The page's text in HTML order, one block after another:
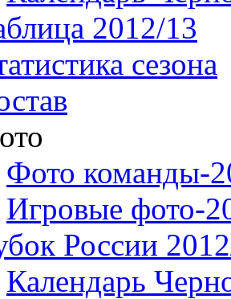
2012/13
сезона
Фото команды-
Игровые фото-
России
Календарь